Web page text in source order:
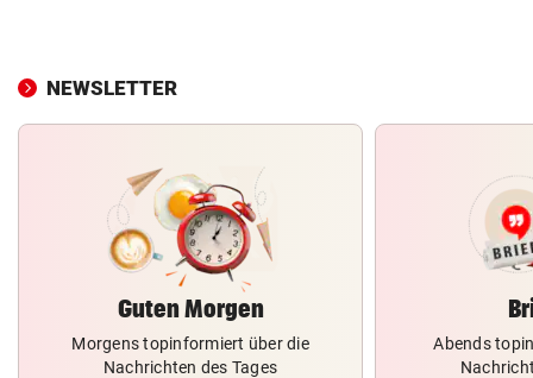
NEWSLETTER
Guten Morgen
Morgens topinformiert über die
Nachrichten des Tages
Abends